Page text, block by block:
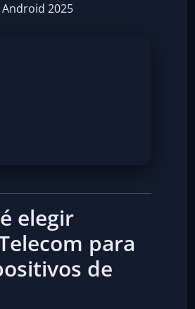
Android 2025
elegir
para
de